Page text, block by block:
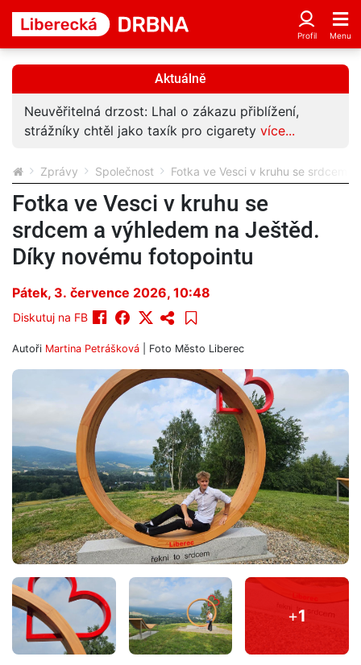
Aktuálně
Neuvěřitelná drzost: Lhal o zákazu přiblížení,
strážníky chtěl jako taxík pro cigarety více...
Zprávy Společnost Fotka ve Vesci v kruhu se srdcem
Fotka ve Vesci v kruhu se
srdcem a výhledem na Ještěd.
Díky novému fotopointu
Pátek, 3. července 2026, 10:48
Diskutuj na FB
Autoři Martina Petrášková | Foto Město Liberec
+1